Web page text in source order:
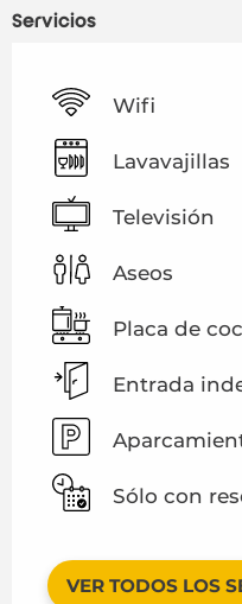
Servicios
Wifi
Lavavajillas
Televisión
Aseos
Placa de
Entrada
Sólo con
VER TODOS LOS